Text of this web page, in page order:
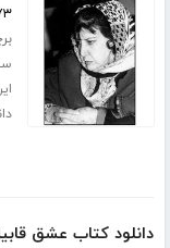
۱۷۳
دانلود کتاب عشق